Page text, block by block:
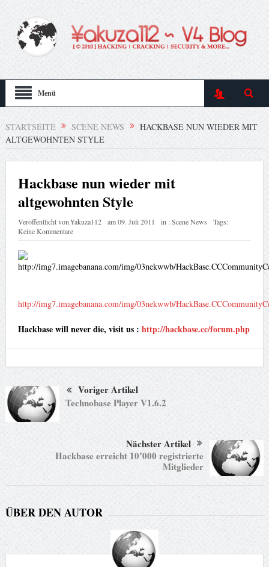
Menü
STARTSEITE SCENE NEWS
HACKBASE NUN WIEDER MIT
ALTGEWOHNTEN STYLE
Hackbase nun wieder mit
altgewohnten Style
Veröffentlicht von¥akuza112 am09. Juli 2011 in :Scene News
Tags:
Keine Kommentare
http://img7.imagebanana.com/img/03nekwwb/
Hackbase will never die, visit us : http://hackbase.cc/forum.php
Voriger Artikel
Technobase Player V1.6.2
Nächster Artikel
Hackbase erreicht 10’000 registrierte
Mitglieder
ÜBER DEN AUTOR